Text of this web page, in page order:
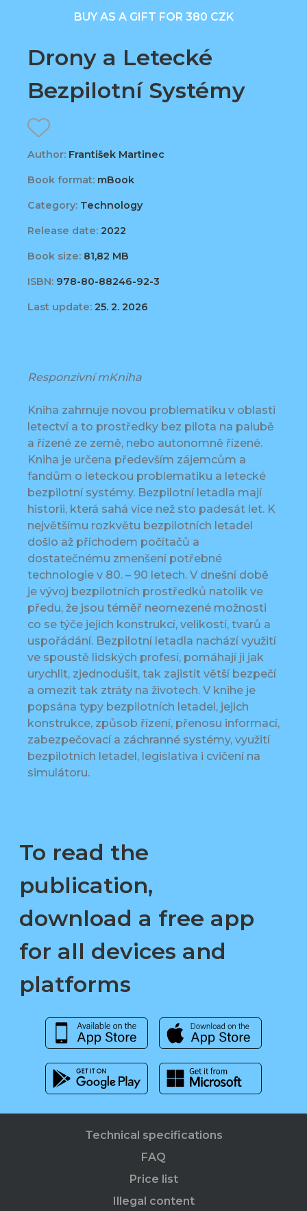
BUY AS A GIFT FOR 380 CZK
Drony a Letecké
Bezpilotní Systémy
Author: František Martinec
Book format: mBook
Category: Technology
Release date: 2022
Book size: 81,82 MB
ISBN: 978-80-88246-92-3
Last update: 25. 2. 2026
Responzivní mKniha
Kniha zahrnuje novou problematiku v oblasti
letectví a to prostředky bez pilota na palubě
a řízené ze země, nebo autonomně řízené.
Kniha je určena především zájemcům a
fandům o leteckou problematiku a letecké
bezpilotní systémy. Bezpilotní letadla mají
historii, která sahá více než sto padesát let. K
největšímu rozkvětu bezpilotních letadel
došlo až příchodem počítačů a
dostatečnému zmenšení potřebné
technologie v 80. – 90 letech. V dnešní době
je vývoj bezpilotních prostředků natolik ve
předu, že jsou téměř neomezené možnosti
co se týče jejich konstrukcí, velikostí, tvarů a
uspořádání. Bezpilotní letadla nachází využití
ve spoustě lidských profesí, pomáhají ji jak
urychlit, zjednodušit, tak zajistit větší bezpečí
a omezit tak ztráty na životech. V knihe je
popsána typy bezpilotních letadel, jejich
konstrukce, způsob řízení, přenosu informací,
zabezpečovací a záchranné systémy, využití
bezpilotních letadel, legislativa i cvičení na
simulátoru.
To read the
publication,
download a free app
for all devices and
platforms
Technical specifications
FAQ
Price list
Illegal content